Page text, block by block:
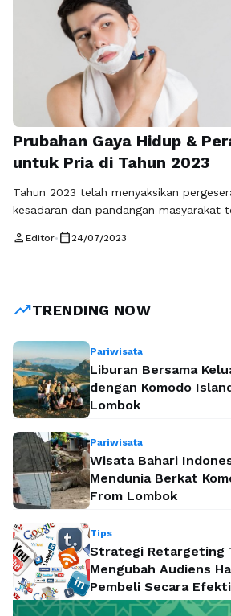
Prubahan Gaya Hidup &
untuk Pria di Tahun 2023
Tahun 2023 telah menyaksikan
kesadaran dan pandangan masyarakat
diri dengan perempuan semakin pudar,
diri …Baca Selengkapnya
person Editor• calendar_today 24/07/2023
trending_upTRENDING NOW
Pariwisata
Liburan Bersama
dengan Komodo
Lombok
Pariwisata
Wisata Bahari
Mendunia Berkat
From Lombok
Tips
Strategi Retargeting
Mengubah Audiens
Pembeli Secara